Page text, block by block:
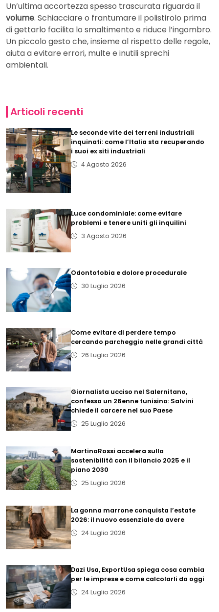
Un’ultima accortezza spesso trascurata riguarda il
volume. Schiacciare o frantumare il polistirolo prima
di gettarlo facilita lo smaltimento e riduce l’ingombro.
Un piccolo gesto che, insieme al rispetto delle regole,
aiuta a evitare errori, multe e inutili sprechi
ambientali.
Articoli recenti
Le seconde vite dei terreni industriali
inquinati: come l’Italia sta recuperando
i suoi ex siti industriali
4 Agosto 2026
Luce condominiale: come evitare
problemi e tenere uniti gli inquilini
3 Agosto 2026
Odontofobia e dolore procedurale
30 Luglio 2026
Come evitare di perdere tempo
cercando parcheggio nelle grandi città
26 Luglio 2026
Giornalista ucciso nel Salernitano,
confessa un 26enne tunisino: Salvini
chiede il carcere nel suo Paese
25 Luglio 2026
MartinoRossi accelera sulla
sostenibilità con il bilancio 2025 e il
piano 2030
25 Luglio 2026
La gonna marrone conquista l’estate
2026: il nuovo essenziale da avere
24 Luglio 2026
Dazi Usa, ExportUsa spiega cosa cambia
per le imprese e come calcolarli da oggi
24 Luglio 2026